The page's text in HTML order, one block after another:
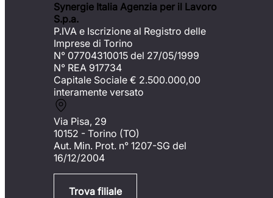
Synergie Italia Agenzia per il Lavoro
S.p.a.
P.IVA e Iscrizione al Registro delle
Imprese di Torino
N° 07704310015 del 27/05/1999
N° REA 917734
Capitale Sociale € 2.500.000,00
interamente versato
Via Pisa, 29
10152 - Torino (TO)
Aut. Min. Prot. n° 1207-SG del
16/12/2004
Trova filiale